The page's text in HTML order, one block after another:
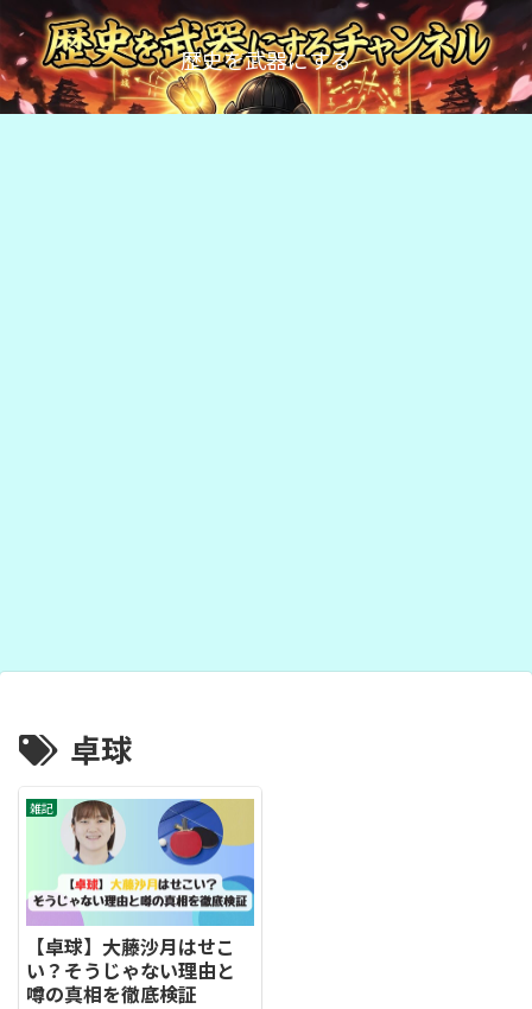
歴史を武器にする
卓球
雑記
【卓球】大藤沙月はせこ
い？そうじゃない理由と
噂の真相を徹底検証